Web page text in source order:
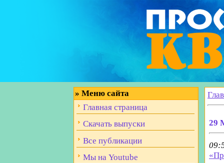
» Меню сайта
Главная страница
Скачать выпуски
Все публикации
Мы на Youtube
29